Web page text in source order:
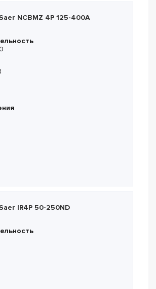
Saer NCBMZ 4P 125-400A
NCBMZ 4P 125-400A
Saer IR4P 50-250ND